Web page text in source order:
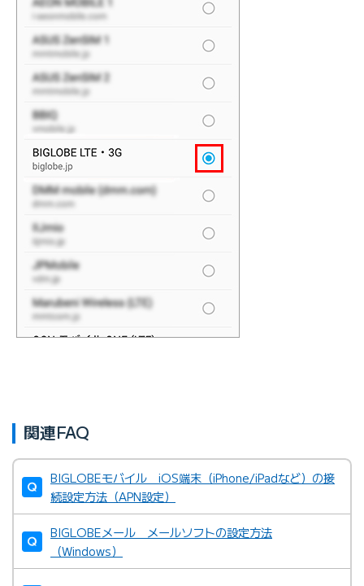
関連FAQ
BIGLOBEモバイル iOS端末（iPhone/iPadなど）の接
続設定方法（APN設定）
BIGLOBEメール メールソフトの設定方法
（Windows）